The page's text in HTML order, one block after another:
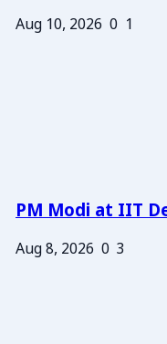
Aug 10, 2026 0 1
PM Modi at IIT
Aug 8, 2026 0 3